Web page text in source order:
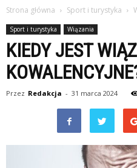
Strona główna Sport i turystyka
Sport i turystyka Wiązania
KIEDY JEST
Przez Redakcja - 31 marca 2024